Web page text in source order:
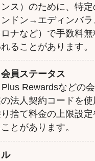
ンス）のために、特
ンドン→エディンバ
ナなど）で手数料
ることがあります。
員ステータス
Rewardsなどの
法人契約コードを
捨て料金の上限設
とがあります。